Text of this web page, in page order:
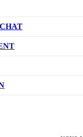
D’OCCASION
CONCESSIONNAIRE
VOTRE VÉHICULE
UN ESSAI ROUTIER
UN PRIX
DE CRÉDIT AUTO
UN RENDEZ-VOUS
SKYACTIV